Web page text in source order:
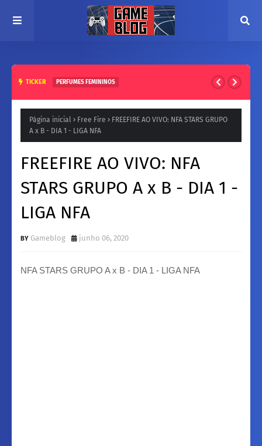
TICKER PERFUMES FEMININOS
Inesquecíveis
Página inicial Free Fire
FREEFIRE AO VIVO: NFA STARS GRUPO
A x B - DIA 1 - LIGA NFA
FREEFIRE AO VIVO: NFA
STARS GRUPO A x B - DIA 1 -
LIGA NFA
Gameblog junho 06, 2020
NFA STARS GRUPO A x B - DIA 1 - LIGA NFA